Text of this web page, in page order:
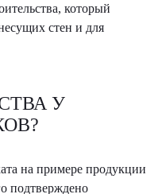
который
стен и для
У
на примере продукции
подтверждено